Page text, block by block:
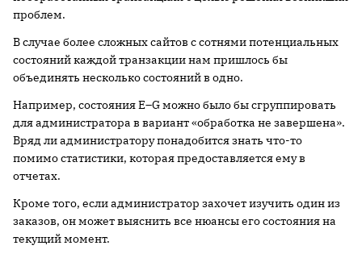
проблем.
В случае более сложных сайтов с сотнями потенциальных
состояний каждой транзакции нам пришлось бы
объединять несколько состояний в одно.
Например, состояния E–G можно было бы сгруппировать
для администратора в вариант «обработка не завершена».
Вряд ли администратору понадобится знать что-то
помимо статистики, которая предоставляется ему в
отчетах.
Кроме того, если администратор захочет изучить один из
заказов, он может выяснить все нюансы его состояния на
текущий момент.